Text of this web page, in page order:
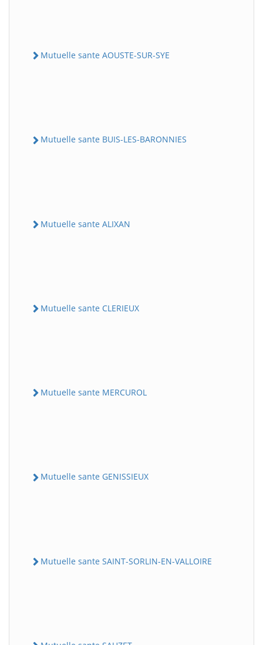
Mutuelle sante AOUSTE-SUR-SYE
Mutuelle sante BUIS-LES-BARONNIES
Mutuelle sante ALIXAN
Mutuelle sante CLERIEUX
Mutuelle sante MERCUROL
Mutuelle sante GENISSIEUX
Mutuelle sante SAINT-SORLIN-EN-VALLOIRE